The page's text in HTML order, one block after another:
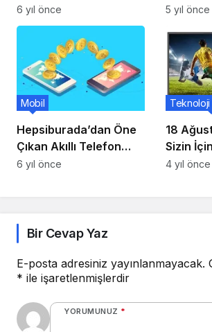
İçin Anket Özelliğini
Test Ediyor!
6 yıl önce
testi
oturur
5 yıl önce
Hepsiburada’dan Öne
Çıkan Akıllı Telefon
İndirimlerini Derledik!
Mobil
6 yıl önce
18
Sizin
4 yıl önce
Bir Cevap Yaz
E-posta adresiniz yayınlanmayacak.
* ile işaretlenmişlerdir
YORUMUNUZ *